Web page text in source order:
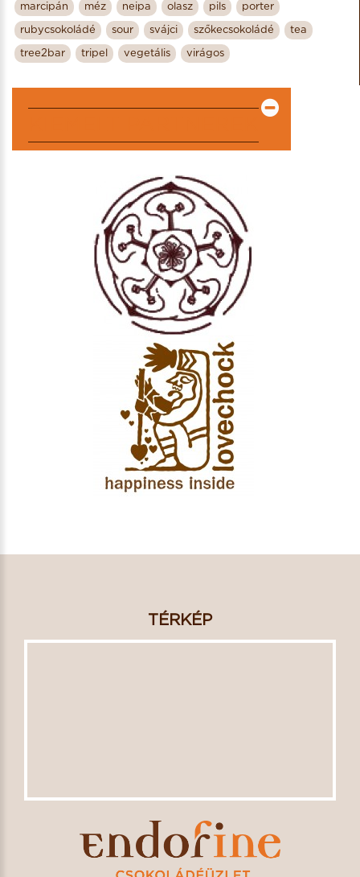
marcipán méz neipa olasz pils porter
rubycsokoládé sour svájci szőkecsokoládé tea
tree2bar tripel vegetális virágos
TÉRKÉP